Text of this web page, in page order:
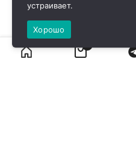
устраивает.
Хорошо